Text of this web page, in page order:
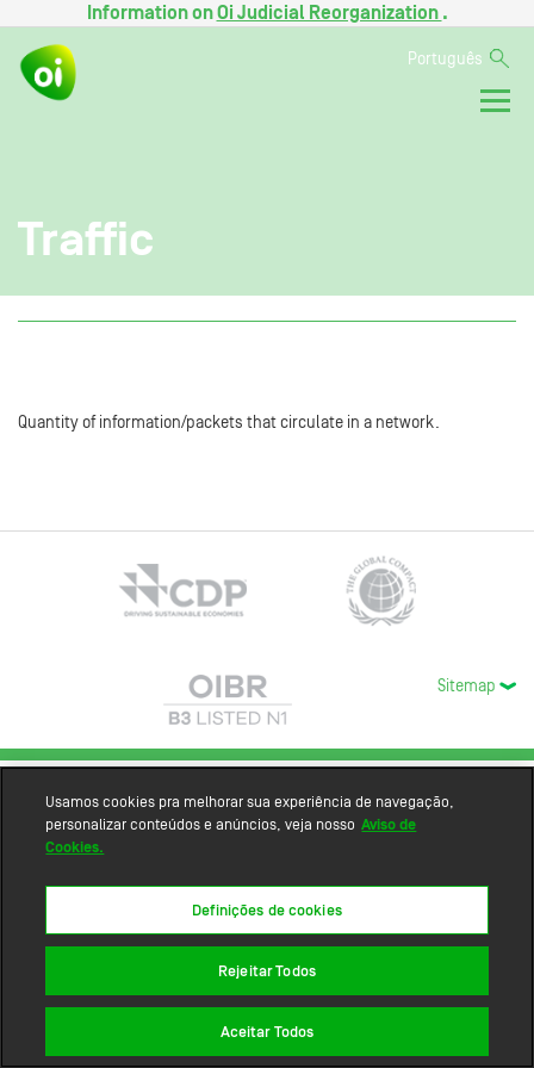
Information onOi Judicial Reorganization .
Português
Traffic
Quantity of information/packets that circulate in a network.
Sitemap
Usamos cookies pra melhorar sua experiência de navegação,
personalizar conteúdos e anúncios, veja nosso Aviso de
Cookies.
Definições de cookies
Rejeitar Todos
Aceitar Todos